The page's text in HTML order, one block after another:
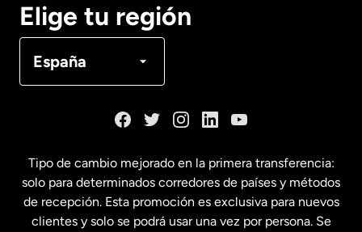
Elige tu región
España
Français
Estados Unidos English
Tipo de cambio mejorado en la primera transferencia:
solo para determinados corredores de países y métodos
de recepción. Esta promoción es exclusiva para nuevos
clientes y solo se podrá usar una vez por persona. Se